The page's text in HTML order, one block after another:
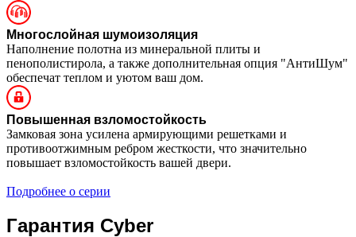
Многослойная шумоизоляция
Наполнение полотна из минеральной плиты и
пенополистирола, а также дополнительная опция "АнтиШум"
обеспечат теплом и уютом ваш дом.
Повышенная взломостойкость
Замковая зона усилена армирующими решетками и
противоотжимным ребром жесткости, что значительно
повышает взломостойкость вашей двери.
Подробнее о серии
Гарантия Cyber